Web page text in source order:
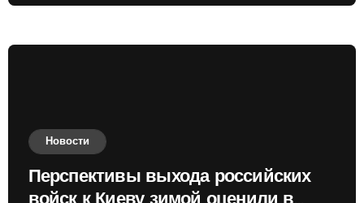
Новости
Перспективы выхода российских